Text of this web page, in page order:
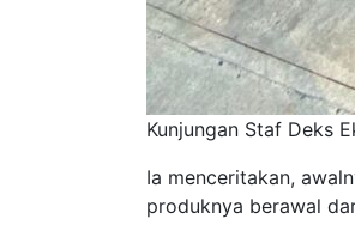
Kunjungan Staf Deks
Ia menceritakan,
produknya berawal